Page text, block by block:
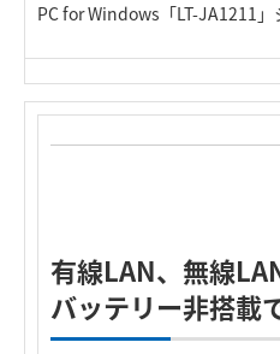
PC for Windows「LT-JA1211」
有線LAN、無線
バッテリー非搭載